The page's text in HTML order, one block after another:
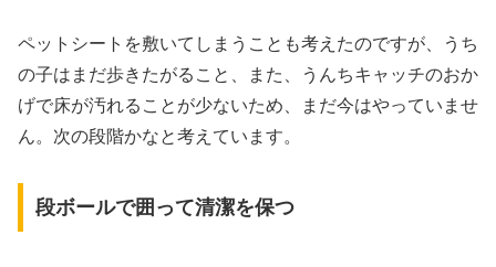
ペットシートを敷いてしまうことも考えたのですが、うち
の子はまだ歩きたがること、また、うんちキャッチのおか
げで床が汚れることが少ないため、まだ今はやっていませ
ん。次の段階かなと考えています。
段ボールで囲って清潔を保つ